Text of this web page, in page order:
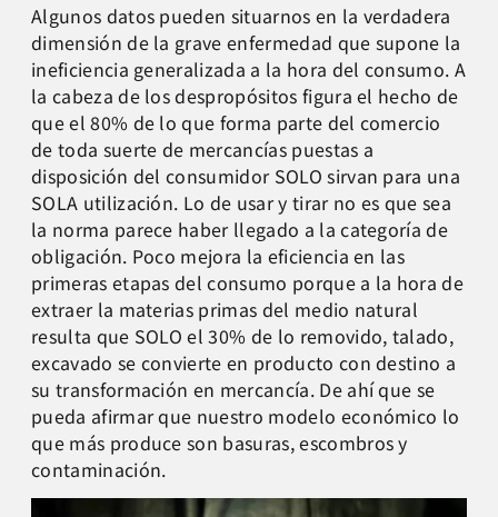
Algunos datos pueden situarnos en la verdadera
dimensión de la grave enfermedad que supone la
ineficiencia generalizada a la hora del consumo. A
la cabeza de los despropósitos figura el hecho de
que el 80% de lo que forma parte del comercio
de toda suerte de mercancías puestas a
disposición del consumidor SOLO sirvan para una
SOLA utilización. Lo de usar y tirar no es que sea
la norma parece haber llegado a la categoría de
obligación. Poco mejora la eficiencia en las
primeras etapas del consumo porque a la hora de
extraer la materias primas del medio natural
resulta que SOLO el 30% de lo removido, talado,
excavado se convierte en producto con destino a
su transformación en mercancía. De ahí que se
pueda afirmar que nuestro modelo económico lo
que más produce son basuras, escombros y
contaminación.